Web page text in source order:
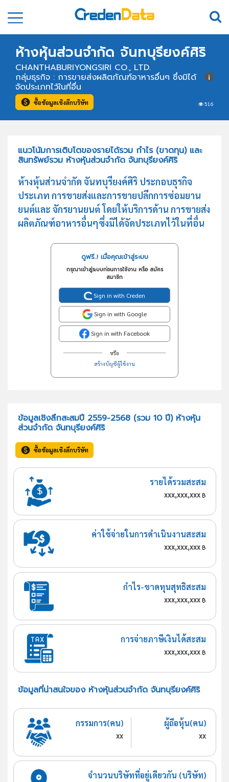
ห้างหุ้นส่วนจำกัด จันทบุรียงค์ศิริ
CHANTHABURIYONGSIRI CO., LTD.
516
กลุ่มธุรกิจ : การขายส่งผลิตภัณฑ์อาหารอื่นๆ ซึ่งมิได้
จัดประเภทไว้ในที่อื่น
ซื้อข้อมูลเชิงลึกบริษัท
แนวโน้มการเติบโตของรายได้รวม กำไร (ขาดทุน) และ
สินทรัพย์รวม ห้างหุ้นส่วนจำกัด จันทบุรียงค์ศิริ
ห้างหุ้นส่วนจำกัด จันทบุรียงค์ศิริ ประกอบธุรกิจ
ประเภท การขายส่งและการขายปลีกการซ่อมยาน
ยนต์และ จักรยานยนต์ โดยให้บริการด้าน การขายส่ง
ผลิตภัณฑ์อาหารอื่นๆซึ่งมิได้จัดประเภทไว้ในที่อื่น
ดูฟรี..! เมื่อคุณเข้าสู่ระบบ
กรุณาเข้าสู่ระบบก่อนการใช้งาน หรือ สมัคร
สมาชิก
Sign in with Creden
Sign in with Google
Sign in with Facebook
หรือ
สร้างบัญชีผู้ใช้งาน
ข้อมูลเชิงลึกสะสมปี 2559-2568 (รวม 10 ปี) ห้างหุ้น
ส่วนจำกัด จันทบุรียงค์ศิริ
ซื้อข้อมูลเชิงลึกบริษัท
รายได้รวมสะสม
xxx,xxx,xxx฿
ค่าใช้จ่ายในการดำเนินงานสะสม
xxx,xxx,xxx฿
กำไร-ขาดทุนสุทธิสะสม
xxx,xxx,xxx฿
การจ่ายภาษีเงินได้สะสม
xxx,xxx,xxx฿
ข้อมูลที่น่าสนใจของ ห้างหุ้นส่วนจำกัด จันทบุรียงค์ศิริ
กรรมการ(คน)
xx
ผู้ถือหุ้น(คน)
xx
จำนวนบริษัทที่อยู่เดียวกัน (บริษัท)